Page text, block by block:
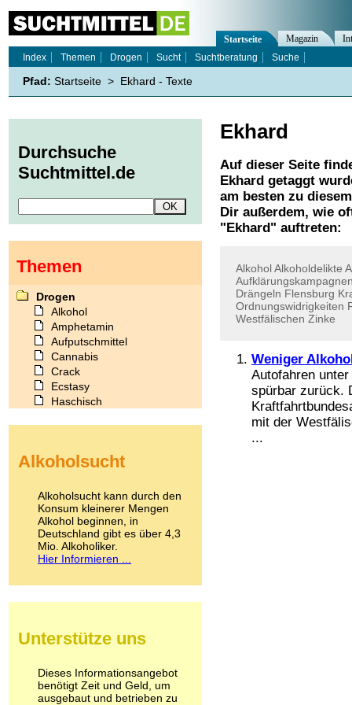
Ekhard
Auf dieser Seite
Ekhard getaggt
am besten zu
Dir außerdem, wie
" Ekhard " auftreten:
AlkoholAlkoholdelikte
Drängeln Flensburg
Ordnungswidrigkeiten
Westfälischen Zinke
Weniger
Autofahren
spürbar zurück.
mit der
...
Startseite Magazin
Index
Themen Drogen Sucht Suchtberatung Suche
Pfad: Startseite > Ekhard - Texte
Durchsuche
Suchtmittel.de
Themen
Drogen
Alkohol
Amphetamin
Aufputschmittel
Cannabis
Crack
Ecstasy
Haschisch
Kokain
LSD
Marihuana
Medikamente
Meskalin
Metamphetamin
Methadon
Pilze
Psychopharmaka
Schlafmittel
Schmerzmittel
Alkoholsucht
Alkoholsucht kann durch den
Konsum kleinerer Mengen
Alkohol beginnen, in
Deutschland gibt es über 4,3
Mio. Alkoholiker.
Hier Informieren ...
Unterstütze uns
Dieses Informationsangebot
benötigt Zeit und Geld, um
ausgebaut und betrieben zu